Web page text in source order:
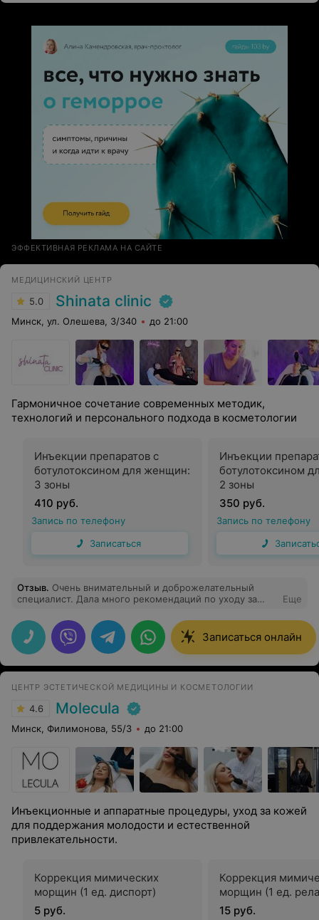
ЭФФЕКТИВНАЯ РЕКЛАМА НА САЙТЕ
МЕДИЦИНСКИЙ ЦЕНТР
5.0 Shinata clinic
Минск, ул. Олешева, 3/340 до 21:00
Гармоничное сочетание современных методик,
технологий и персонального подхода в косметологии
Инъекции препаратов с
ботулотоксином для женщин:
3 зоны
410 руб.
Запись по телефону
Записаться
Инъекции
ботулотоксином
2 зоны
350 руб.
Запись по телефону
Отзыв. Очень внимательный и доброжелательный
специалист. Дала много рекомендаций по уходу за
Еще
Записаться онлайн
ЦЕНТР ЭСТЕТИЧЕСКОЙ МЕДИЦИНЫ И КОСМЕТОЛОГИИ
4.6 Molecula
Минск, Филимонова, 55/3 до 21:00
Инъекционные и аппаратные процедуры, уход за кожей
для поддержания молодости и естественной
привлекательности.
Коррекция мимических
морщин (1 ед. диспорт)
5 руб.
Коррекция
морщин (1 ед.
15 руб.